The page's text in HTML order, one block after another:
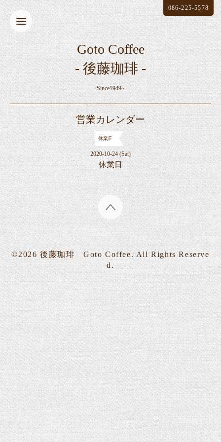
Goto Coffee
- 後藤珈琲 -
Since1949~
086-225-5578
営業カレンダー
休業日
2020-10-24 (Sat)
休業日
©2026 後藤珈琲 Goto Coffee. All Rights Reserve
d.